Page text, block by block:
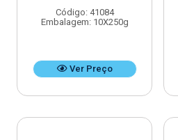
Código: 41084
Embalagem: 10X250g
Ver Preço